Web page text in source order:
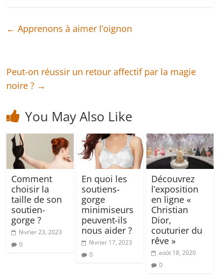
← Apprenons à aimer l’oignon
Peut-on réussir un retour affectif par la magie
noire ? →
You May Also Like
Comment
choisir la
taille de son
soutien-
gorge ?
février 23, 2023
0
En quoi les
soutiens-
gorge
minimiseurs
peuvent-ils
nous aider ?
février 17, 2023
0
Découvrez
l’exposition
en ligne «
Christian
Dior,
couturier du
rêve »
août 18, 2020
0